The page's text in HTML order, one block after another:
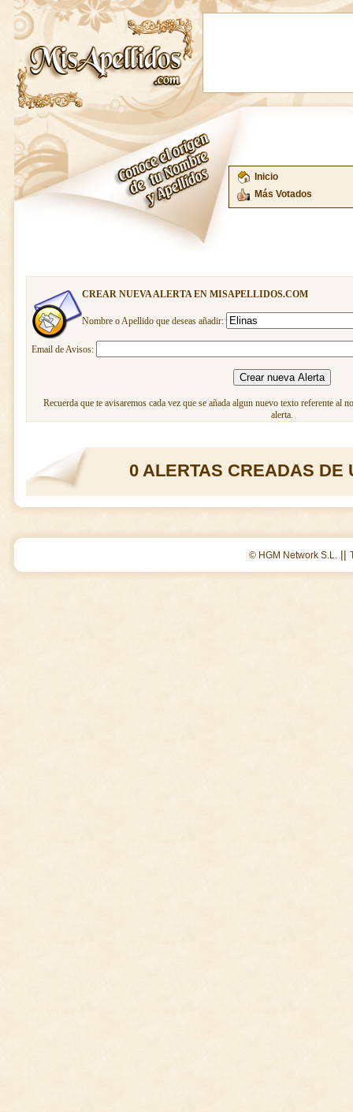
Inicio
Más Votados
CREAR NUEVA ALERTA EN MISAPELLIDOS.COM
Nombre o Apellido que deseas añadir:
Email de Avisos:
Recuerda que te avisaremos cada vez que se añada algun nuevo texto referente al
alerta.
0 ALERTAS CREADAS DE
© HGM Network S.L. ||